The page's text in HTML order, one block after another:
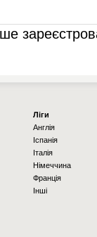
Ліги
Англія
Іспанія
Італія
Німеччина
Франція
Інші